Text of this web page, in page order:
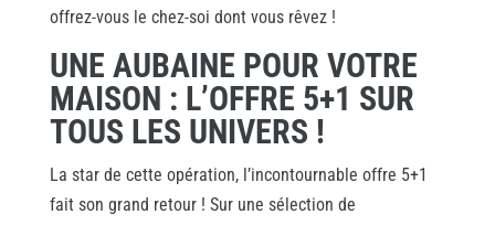
offrez-vous le chez-soi dont vous rêvez !
UNE AUBAINE POUR VOTRE
MAISON : L’OFFRE 5+1 SUR
TOUS LES UNIVERS !
La star de cette opération, l’incontournable offre 5+1
fait son grand retour ! Sur une sélection de